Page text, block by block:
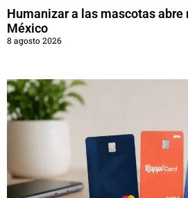
Humanizar a las mascotas abre
México
8 agosto 2026